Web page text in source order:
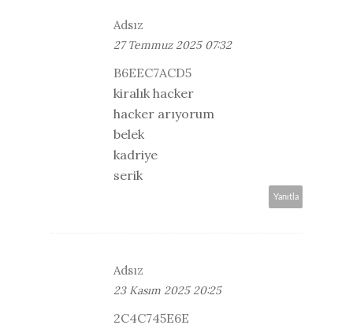
Adsız
27 Temmuz 2025 07:32
B6EEC7ACD5
kiralık hacker
hacker arıyorum
belek
kadriye
serik
Yanıtla
Adsız
23 Kasım 2025 20:25
2C4C745E6E